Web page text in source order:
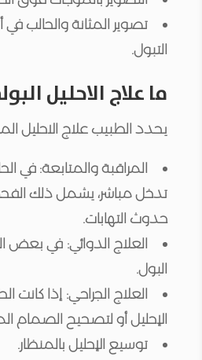
تصوير المثانة والحالب
التبول.
ما علاج الاحليل
يحدد الطبيب علاج الاحليل
المراقبة والمتابعة: في
تدخل مباشر، يشمل ذلك الفحص
حدوث التهابات.
العلاج الدوائي: في بعض
البول.
العلاج الجراحي: إذا
الإحليل أو لتصحيح الصمام
توسيع الإحليل بالمنظار.